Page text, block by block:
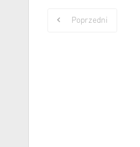
Poprzedni